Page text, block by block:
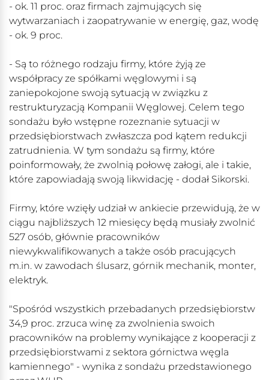
- ok. 11 proc. oraz firmach zajmujących się
wytwarzaniach i zaopatrywanie w energię, gaz, wodę
- ok. 9 proc.
- Są to różnego rodzaju firmy, które żyją ze
współpracy ze spółkami węglowymi i są
zaniepokojone swoją sytuacją w związku z
restrukturyzacją Kompanii Węglowej. Celem tego
sondażu było wstępne rozeznanie sytuacji w
przedsiębiorstwach zwłaszcza pod kątem redukcji
zatrudnienia. W tym sondażu są firmy, które
poinformowały, że zwolnią połowę załogi, ale i takie,
które zapowiadają swoją likwidację - dodał Sikorski.
Firmy, które wzięły udział w ankiecie przewidują, że w
ciągu najbliższych 12 miesięcy będą musiały zwolnić
527 osób, głównie pracowników
niewykwalifikowanych a także osób pracujących
m.in. w zawodach ślusarz, górnik mechanik, monter,
elektryk.
"Spośród wszystkich przebadanych przedsiębiorstw
34,9 proc. zrzuca winę za zwolnienia swoich
pracowników na problemy wynikające z kooperacji z
przedsiębiorstwami z sektora górnictwa węgla
kamiennego" - wynika z sondażu przedstawionego